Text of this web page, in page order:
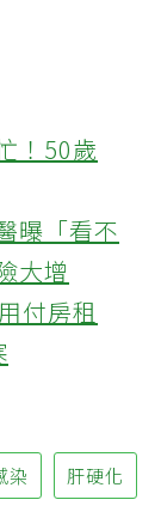
！50歲
曝「看不
大增
付房租
染 肝硬化